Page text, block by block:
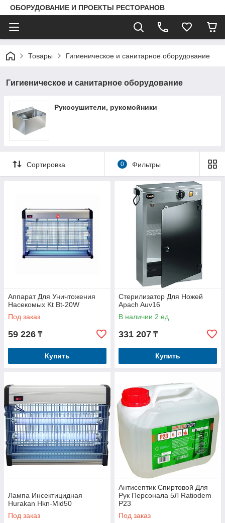
ОБОРУДОВАНИЕ И ПРОЕКТЫ РЕСТОРАНОВ
Товары Гигиеническое и санитарное оборудование
Гигиеническое и санитарное оборудование
Рукосушители, рукомойники
Сортировка 0 Фильтры
Аппарат Для Уничтожения
Насекомых Kt Bt-20W
Под заказ
59 226 ₸
Купить
Стерилизатор Для Ножей
Apach Auv16
В наличии 2 ед.
331 207 ₸
Купить
Лампа Инсектицидная
Hurakan Hkn-Mid50
Под заказ
Антисептик Спиртовой Для
Рук Персонала 5Л Ratiodem
P23
Под заказ